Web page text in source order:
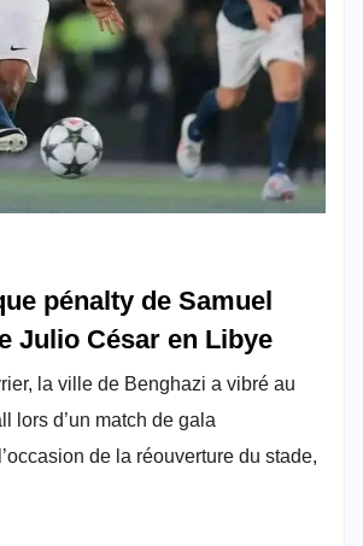
pénalty de Samuel
Julio César en Libye
la ville de Benghazi a vibré au
lors d’un match de gala
de la réouverture du stade,